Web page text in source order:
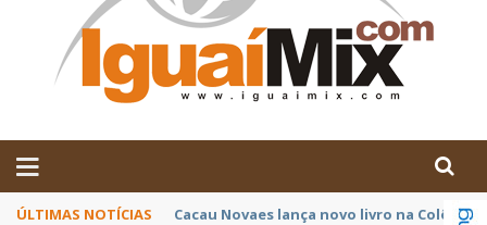
ÚLTIMAS NOTÍCIAS Poetas baianos representam o Brasil no